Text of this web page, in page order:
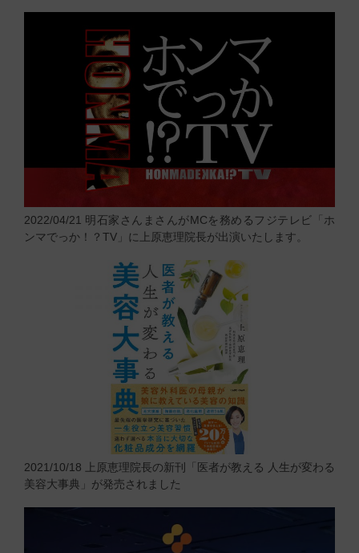
2022/04/21 明石家さんまさんがMCを務めるフジテレビ「ホ
ンマでっか！？TV」に上原恵理院長が出演いたします。
2021/10/18
上原恵理院長の新刊「医者が教える 人生が変わる
美容大事典」が発売されました